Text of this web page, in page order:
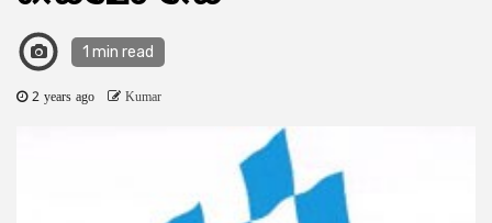
1 min read
2 years ago Kumar